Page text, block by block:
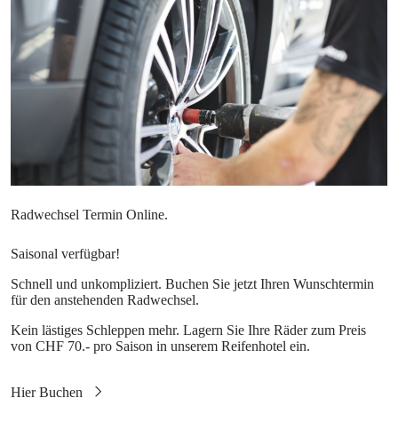
Saisonal verfügbar!
Schnell und unkompliziert. Buchen Sie jetzt Ihren Wunschtermin
für den anstehenden Radwechsel.
Kein lästiges Schleppen mehr. Lagern Sie Ihre Räder zum Preis
von CHF 70.- pro Saison in unserem Reifenhotel ein.